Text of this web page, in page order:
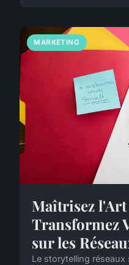
MARKETING
Maîtrisez
Transformez
sur les
Le storytelling